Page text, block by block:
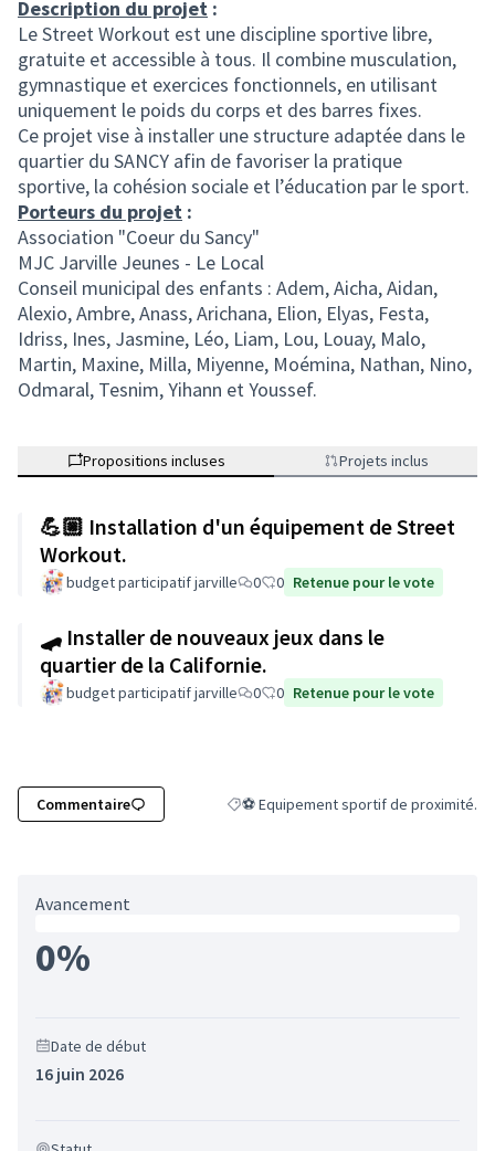
Description du projet :
Le Street Workout est une discipline sportive libre,
gratuite et accessible à tous. Il combine musculation,
gymnastique et exercices fonctionnels, en utilisant
uniquement le poids du corps et des barres fixes.
Ce projet vise à installer une structure adaptée dans le
quartier du SANCY afin de favoriser la pratique
sportive, la cohésion sociale et l’éducation par le sport.
Porteurs du projet :
Association "Coeur du Sancy"
MJC Jarville Jeunes - Le Local
Conseil municipal des enfants : Adem, Aicha, Aidan,
Alexio, Ambre, Anass, Arichana, Elion, Elyas, Festa,
Idriss, Ines, Jasmine, Léo, Liam, Lou, Louay, Malo,
Martin, Maxine, Milla, Miyenne, Moémina, Nathan, Nino,
Odmaral, Tesnim, Yihann et Youssef.
Propositions incluses Projets inclus
💪🏼 Installation d'un équipement de Street
Workout.
budget participatif jarville 0 0 Retenue pour le vote
🛹 Installer de nouveaux jeux dans le
quartier de la Californie.
budget participatif jarville 0 0 Retenue pour le vote
Commentaire Filtrer les résultats de la catégorie : ⚽
⚽ Equipement sportif de proximité.
Avancement
0%
Date de début
16 juin 2026